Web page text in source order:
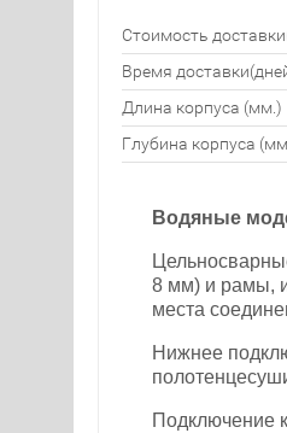
Стоимость
Время
Длина корпуса (мм.)
Глубина корпуса
Водяные
8 мм) и рамы,
места
Нижнее
Подключение